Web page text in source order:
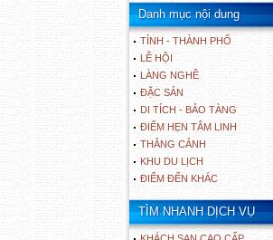
Danh mục nội dung
TỈNH - THÀNH PHỐ
LỄ HỘI
LÀNG NGHỀ
ĐẶC SẢN
DI TÍCH - BẢO TÀNG
ĐIỂM HẸN TÂM LINH
THẮNG CẢNH
KHU DU LỊCH
ĐIỂM ĐẾN KHÁC
TÌM NHANH DỊCH VỤ